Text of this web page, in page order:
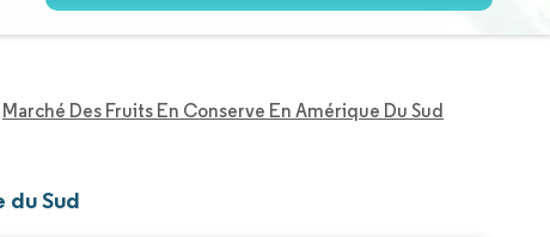
Marché Des Fruits En Conserve En Amérique Du Sud
du Sud